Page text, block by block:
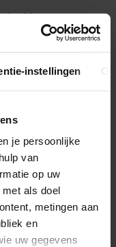
instellingen
je persoonlijke
van
op uw
als doel
metingen aan
en
uw gegevens
van de BN’er.